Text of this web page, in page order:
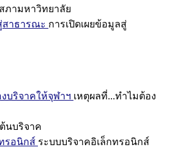
สภามหาวิทยาลัย
สาธารณะ การเปิดเผยข้อมูลสู่
บริจาคให้จุฬาฯ เหตุผลที่...ทำไมต้อง
นบริจาค
รอนิกส์ ระบบบริจาคอิเล็กทรอนิกส์